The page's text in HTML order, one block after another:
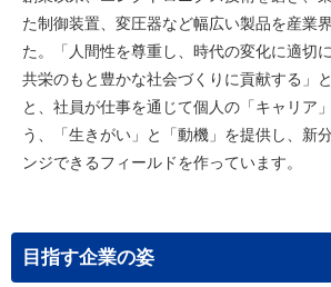
た制御装置、変圧器など幅広い製品を産業
た。「人間性を尊重し、時代の変化に適切
共栄のもと豊かな社会づくりに貢献する」
と、社員が仕事を通じて個人の「キャリア
う、「生きがい」と「動機」を提供し、新
ンジできるフィールドを作っています。
目指す企業の姿